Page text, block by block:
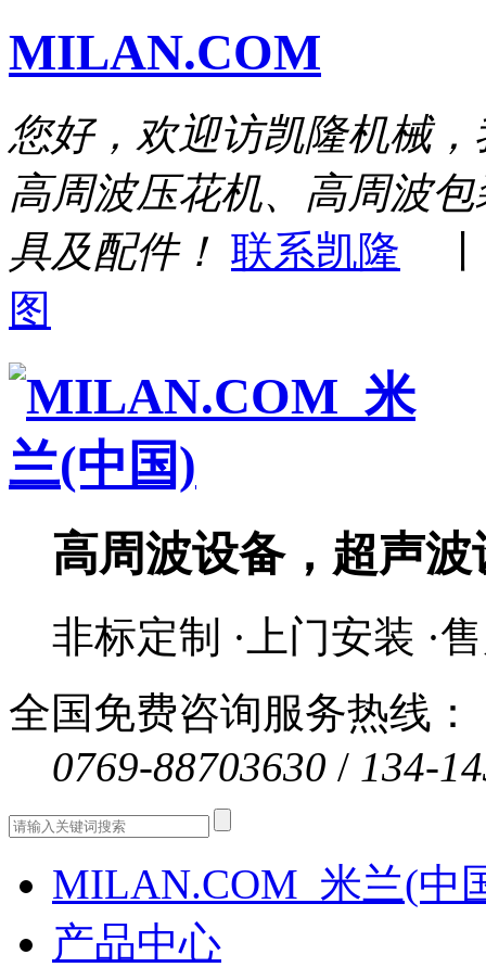
MILAN.COM
您好，欢迎访凯隆机械
高周波压花机、高周波
具及配件！ 联系凯隆
图
高周波设备，超声
非标定制 ·上门安装 ·
全国免费咨询服务热线：
0769-88703630 / 134-
MILAN.COM_米兰(中
产品中心